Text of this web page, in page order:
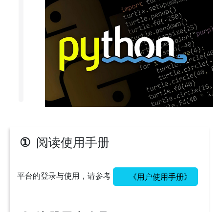
① 阅读使用手册
平台的登录与使用，请参考 《用户使用手册》